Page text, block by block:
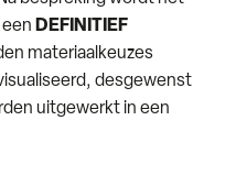
DEFINITIEF
materiaalkeuzes
desgewenst
uitgewerkt in een